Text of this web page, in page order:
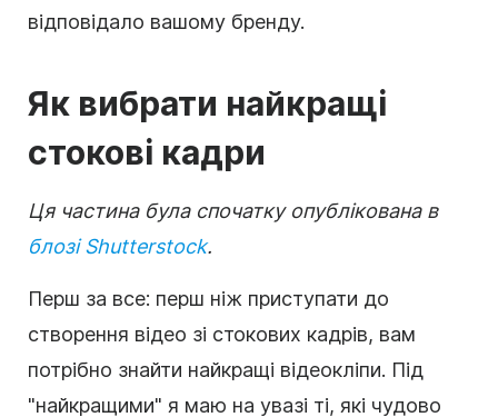
відповідало вашому бренду.
Як вибрати найкращі
стокові кадри
Ця частина була спочатку опублікована в
блозі Shutterstock.
Перш за все: перш ніж приступати до
створення відео зі стокових кадрів, вам
потрібно знайти найкращі відеокліпи. Під
"найкращими" я маю на увазі ті, які чудово